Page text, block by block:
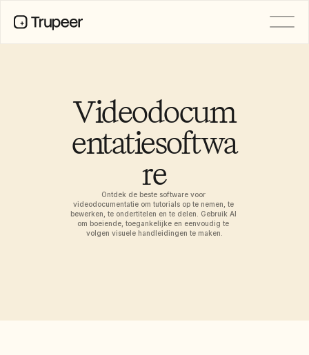
Videodocum
entatiesoftwa
re
Ontdek de beste software voor
videodocumentatie om tutorials op te nemen, te
bewerken, te ondertitelen en te delen. Gebruik AI
om boeiende, toegankelijke en eenvoudig te
volgen visuele handleidingen te maken.